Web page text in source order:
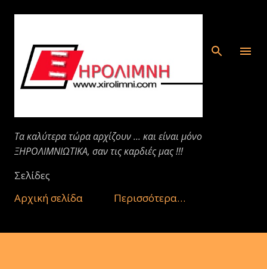
Μετάβαση στο κύριο περιεχόμενο
Τα καλύτερα τώρα αρχίζουν ... και είναι μόνο
ΞΗΡΟΛΙΜΝΙΩΤΙΚΑ, σαν τις καρδιές μας !!!
Σελίδες
Αρχική σελίδα
Περισσότερα…